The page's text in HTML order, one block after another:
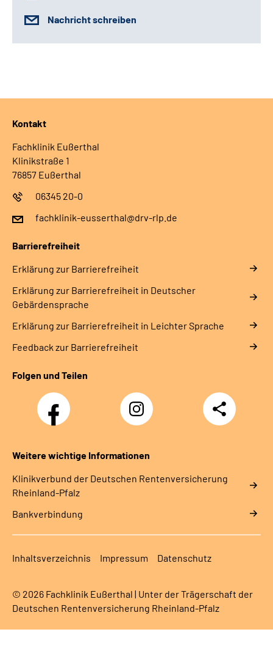
Nachricht schreiben
Kontakt
Fachklinik Eußerthal
Klinikstraße 1
76857 Eußerthal
06345 20-0
fachklinik-eusserthal@drv-rlp.de
Barrierefreiheit
Erklärung zur Barrierefreiheit
Erklärung zur Barrierefreiheit in Deutscher
Gebärdensprache
Erklärung zur Barrierefreiheit in Leichter Sprache
Feedback zur Barrierefreiheit
Folgen und Teilen
Facebook
Instagram
DRV
Nachwuchskräfte
Teilen
Weitere wichtige Informationen
Klinikverbund der Deutschen Rentenversicherung
Rheinland-Pfalz
Bankverbindung
Inhaltsverzeichnis Impressum Datenschutz
© 2026 Fachklinik Eußerthal | Unter der Trägerschaft der
Deutschen Rentenversicherung Rheinland-Pfalz